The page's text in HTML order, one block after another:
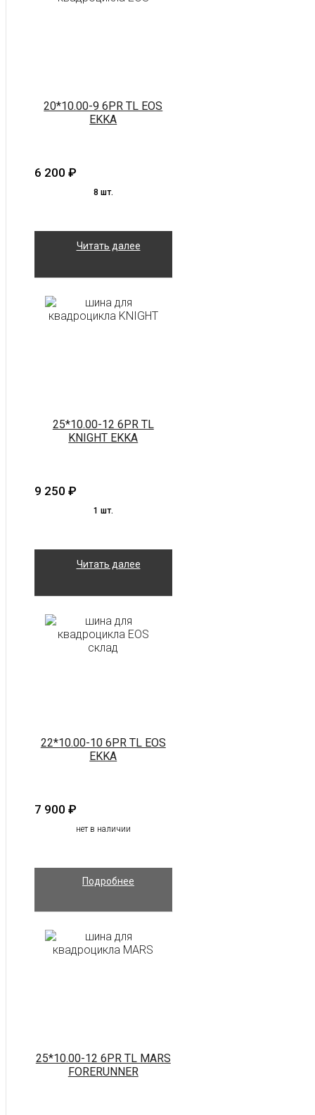
20*10.00-9 6PR TL EOS
EKKA
6 200 ₽
8 шт.
Читать далее
25*10.00-12 6PR TL
KNIGHT EKKA
9 250 ₽
1 шт.
Читать далее
22*10.00-10 6PR TL EOS
EKKA
7 900 ₽
нет в наличии
Подробнее
25*10.00-12 6PR TL MARS
FORERUNNER